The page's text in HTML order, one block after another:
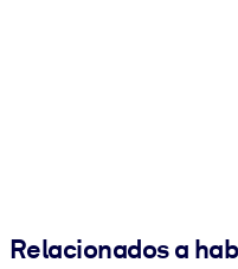
Relacionados a